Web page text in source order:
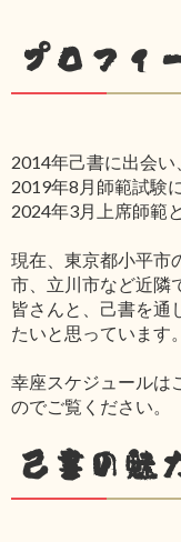
プロフィ
2014年己書に出会い
2019年8月師範試験
2024年3月上席師範
現在、東京都小平市
市、立川市など近隣
皆さんと、己書を通
たいと思っています。
幸座スケジュールは
のでご覧ください。
己書の魅